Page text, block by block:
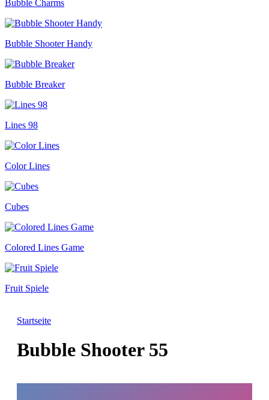
Bubble Charms
Bubble Shooter Handy
Bubble Breaker
Lines 98
Color Lines
Cubes
Colored Lines Game
Fruit Spiele
Startseite
Bubble Shooter 55